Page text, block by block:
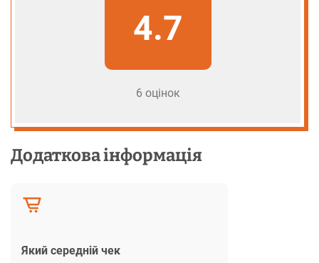
4.7
6 оцінок
Додаткова інформація
Який середній чек